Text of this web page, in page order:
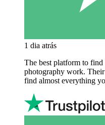
1 dia atrás
The best platform to find
photography work.
find almost everything